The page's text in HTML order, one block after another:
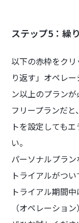
ステップ5：繰
以下の赤枠をク
り返す」オペレ
ン以上のプランが
フリープランだ
トを設定しても
い。
パーソナルプラ
トライアルがつい
トライアル期間
（オペレーショ